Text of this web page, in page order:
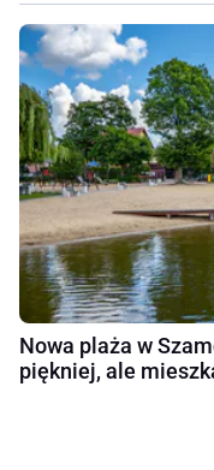
Nowa plaża w
piękniej, ale